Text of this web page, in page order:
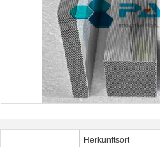
Herkunftsort